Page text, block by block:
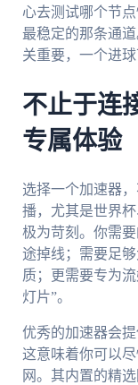
心去测试哪个节
最稳定的那条通
关重要，一个进
不止于连
专属体验
选择一个加速器
播，尤其是世界
极为苛刻。你需
途掉线；需要足
质；更需要专为
灯片”。
优秀的加速器会
这意味着你可以
网。其内置的精